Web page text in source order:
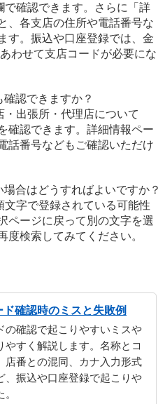
確認できます。さらに「詳
、各支店の住所や電話番号な
す。振込や口座登録では、金
わせて支店コードが必要にな
認できますか？
出張所・代理店について
確認できます。詳細情報ペー
話番号などもご確認いただけ
合はどうすればよいですか？
字で登録されている可能性
ページに戻って別の文字を選
度検索してみてください。
確認時のミスと失敗例
の確認で起こりやすいミスや
すく解説します。名称とコ
店番との混同、カナ入力形式
、振込や口座登録で起こりや